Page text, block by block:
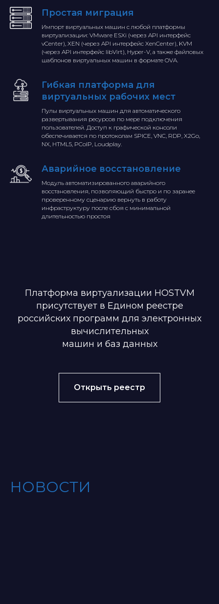
Простая миграция
Импорт виртуальных машин с любой платформы
виртуализации: VMware ESXi (через API интерфейс
vCenter), XEN (через API интерфейс XenCenter), KVM
(через API интерфейс libVirt), Hyper-V, а также файловых
шаблонов виртуальных машин в формате OVA.
Гибкая платформа для
виртуальных рабочих мест
Пулы виртуальных машин для автоматического
развертывания ресурсов по мере подключения
пользователей. Доступ к графической консоли
обеспечивается по протоколам SPICE, VNC, RDP, X2Go,
NX, HTML5, PCoIP, Loudplay.
Аварийное восстановление
Модуль автоматизированного аварийного
восстановления, позволяющий быстро и по заранее
проверенному сценарию вернуть в работу
инфраструктуру после сбоя с минимальной
длительностью простоя
Платформа виртуализации HOSTVM
присутствует в Едином реестре
российских программ для электронных
вычислительных
машин и баз данных
Открыть реестр
НОВОСТИ